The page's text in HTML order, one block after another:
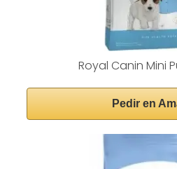
Royal Canin Mini
Pedir en